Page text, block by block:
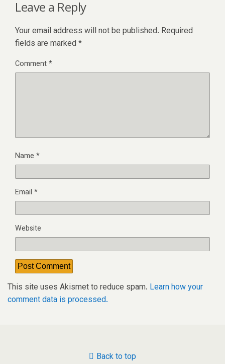
Leave a Reply
Your email address will not be published. Required
fields are marked *
Comment*
Name *
Email *
Website
This site uses Akismet to reduce spam. Learn how your
comment data is processed.
Back to top